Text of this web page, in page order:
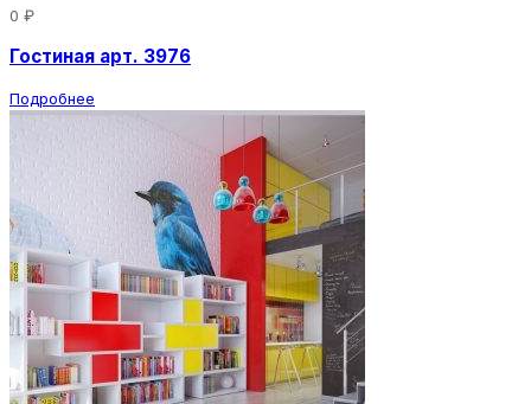
0 ₽
Гостиная арт. 3976
Подробнее